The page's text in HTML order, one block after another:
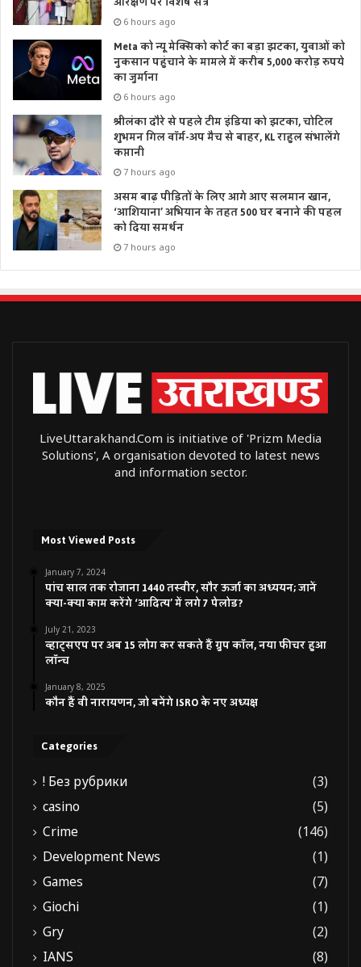
6 hours ago
Meta को न्यू मेक्सिको कोर्ट का बड़ा झटका, युवाओं को
नुकसान पहुंचाने के मामले में करीब 5,000 करोड़ रुपये
का जुर्माना
6 hours ago
श्रीलंका दौरे से पहले टीम इंडिया को झटका, चोटिल
शुभमन गिल वॉर्म-अप मैच से बाहर, KL राहुल संभालेंगे
कप्तानी
7 hours ago
असम बाढ़ पीड़ितों के लिए आगे आए सलमान खान,
‘आशियाना’ अभियान के तहत 500 घर बनाने की पहल
को दिया समर्थन
7 hours ago
LiveUttarakhand.Com is initiative of 'Prizm Media
Solutions', A organisation devoted to latest news
and information sector.
Most Viewed Posts
January 7, 2024
पांच साल तक रोजाना 1440 तस्वीर, सौर ऊर्जा का अध्ययन; जानें
क्या-क्या काम करेंगे ‘आदित्य’ में लगे 7 पेलोड?
July 21, 2023
व्हाट्सएप पर अब 15 लोग कर सकते हैं ग्रुप कॉल, नया फीचर हुआ
लॉन्च
January 8, 2025
कौन हैं वी नारायणन, जो बनेंगे ISRO के नए अध्यक्ष
Categories
! Без рубрики
(3)
casino
(5)
Crime
(146)
Development News
(1)
Games
(7)
Giochi
(1)
Gry
(2)
IANS
(8)